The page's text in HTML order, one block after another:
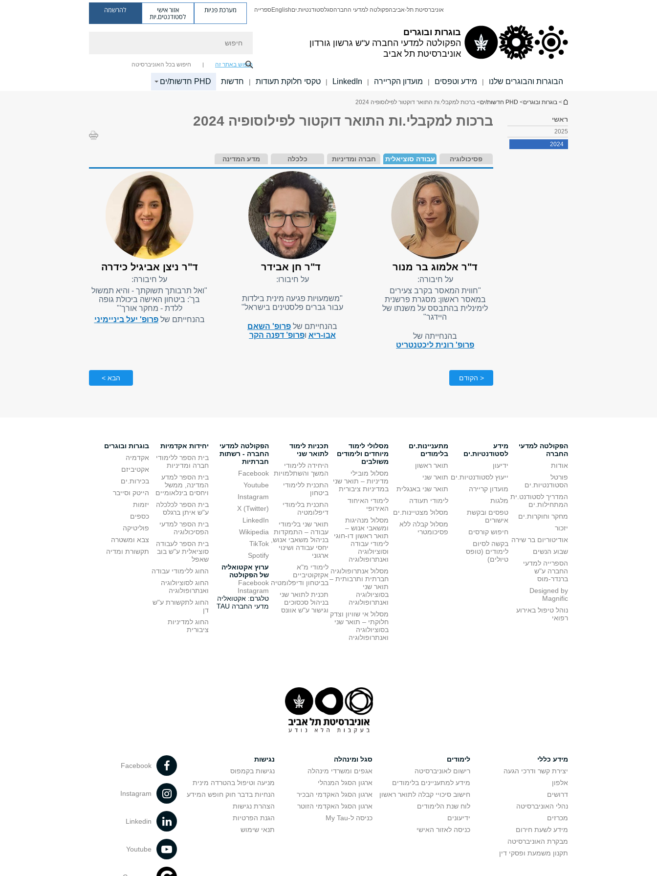
בוגרות ובוגרים
הפקולטה למדעי החברה ע"ש גרשון גורדון
אוניברסיטת תל אביב
אוניברסיטת תל-אביבהפקולטה למדעי החברהסגלסטודנטיות.יםEnglishספרייה מערכת פניות אזור אישי
לסטודנטים.יות
להרשמה
חיפוש באתר זה חיפוש בכל האוניברסיטה
הבוגרות והבוגרים שלנו | מידע וטפסים | מועדון הקריירה |
LinkedIn
| טקסי חלוקת תעודות | חדשות PHD חדשות/ים
הינך נמצא כאן
> בוגרות ובוגרים> PHD חדשות/ים > ברכות למקבלי.ות התואר דוקטור לפילוסופיה 2024
ראשי
2025
2024
ברכות למקבלי.ות התואר דוקטור לפילוסופיה 2024
פסיכולוגיה עבודה סוציאלית חברה ומדיניות כלכלה מדע המדינה
ד"ר אלמוג בר מנור
על חיבורה:
"חווית המאסר בקרב צעירים
במאסר ראשון: מסגרת פרשנית
לימינלית בהתבסס על משנתו של
היידגר"
בהנחייתה של
פרופ' רונית ליכטנטריט
ד"ר חן אבידר
על חיבורו:
"משמעויות פגיעה מינית בילדות
עבור גברים פלסטינים בישראל"
בהנחייתם של פרופ' השאם
אבו-ריא ופרופ’ דפנה הקר
ד"ר ניצן אביגיל כידרה
על חיבורה:
"ואל תרבותך תשוקתך - והיא תמשול
בך': ביטחון האישה ביכולת גופה
ללדת - מחקר אורך'"
בהנחייתם שלפרופ' יעל ביניימיני
< הקודם הבא >
הפקולטה למדעי
החברה
אודות
פורטל
הסטודנטיות.ים
המדריך לסטודנט.ית
המתחילות.ים
מחקר וחוקרות.ים
יזכור
אודיטוריום בר שירה
שבוע הנשים
הספרייה למדעי
החברה ע"ש
ברנדר-מוס
Designed by
Magnific
נוהל טיפול באירוע
רפואי
מידע
לסטודנטיות.ים
ידיעון
ייעוץ לסטודנטיות.ים
מועדון קריירה
מלגות
טפסים ובקשת
אישורים
חיפוש קורסים
בקשה לסיום
לימודים (טופס
טיולים)
מתעניינות.ים
בלימודים
תואר ראשון
תואר שני
תואר שני באנגלית
לימודי תעודה
מסלול מצטיינות.ים
מסלול קבלה ללא
פסיכומטרי
מסלולי לימוד
מיוחדים ולימודים
משולבים
מסלול מובילי
מדיניות – תואר שני
במדיניות ציבורית
לימודי האיחוד
האירופי
מסלול מנהיגות
ומשאבי אנוש –
תואר ראשון דו-חוגי
לימודי עבודה
וסוציולוגיה
ואנתרופולוגיה
מסלול אנתרופולוגיה
חברתית ותרבותית –
תואר שני
בסוציולוגיה
ואנתרופולוגיה
מסלול אי שוויון וצדק
חלוקתי – תואר שני
בסוציולוגיה
ואנתרופולוגיה
תכניות לימוד
לתואר שני
היחידה ללימודי
המשך והשתלמויות
התכנית ללימודי
ביטחון
התכנית בלימודי
דיפלומטיה
תואר שני בלימודי
עבודה – התמקדות
בניהול משאבי אנוש,
יחסי עבודה ושינוי
ארגוני
לימודי מ"א
אקזקוטיביים
בביטחון ודיפלומטיה
תכנית לתואר שני
בניהול סכסוכים
וגישור ע"ש אוונס
הפקולטה למדעי
החברה - רשתות
חברתיות
Facebook
Youtube
Instagram
X (Twitter)
LinkedIn
Wikipedia
TikTok
Spotify
ערוץ אקטואליה
של הפקולטה
Facebook
Instagram
טלגרם: אקטואליה
מדעי החברה TAU
יחידות אקדמיות
בית הספר ללימודי
חברה ומדיניות
בית הספר למדע
המדינה, ממשל
ויחסים בינלאומיים
בית הספר לכלכלה
ע"ש איתן ברגלס
בית הספר למדעי
הפסיכולוגיה
בית הספר לעבודה
סוציאלית ע"ש בוב
שאפל
החוג ללימודי עבודה
החוג לסוציולוגיה
ואנתרופולוגיה
החוג לתקשורת ע"ש
דן
החוג למדיניות
ציבורית
בוגרות ובוגרים
אקדמיה
אקטיביזם
בכירות.ים
הייטק וסייבר
יזמות
כספים
פוליטיקה
צבא ומשטרה
תקשורת ומדיה
מידע כללי
יצירת קשר ודרכי הגעה
אלפון
דרושים
נהלי האוניברסיטה
מכרזים
מידע לשעת חירום
מבקרת האוניברסיטה
תקנון משמעת ופסקי דין
לימודים
רישום לאוניברסיטה
מידע למתעניינים בלימודים
חישוב סיכויי קבלה לתואר ראשון
לוח שנת הלימודים
ידיעונים
כניסה לאזור האישי
סגל ומינהלה
אגפים ומשרדי מינהלה
ארגון הסגל המנהלי
ארגון הסגל האקדמי הבכיר
ארגון הסגל האקדמי הזוטר
כניסה ל-My Tau
נגישות
נגישות בקמפוס
מניעה וטיפול בהטרדה מינית
הנחיות בדבר חוק חופש המידע
הצהרת נגישות
הגנת הפרטיות
תנאי שימוש
Facebook
Instagram
Linkedin
Youtube